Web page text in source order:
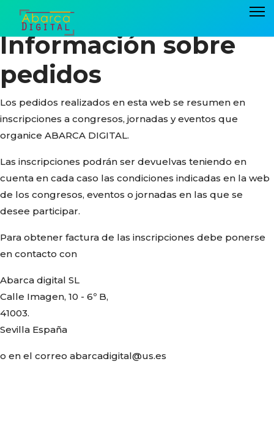
Información sobre
pedidos
Los pedidos realizados en esta web se resumen en
inscripciones a congresos, jornadas y eventos que
organice ABARCA DIGITAL.
Las inscripciones podrán ser devuelvas teniendo en
cuenta en cada caso las condiciones indicadas en la web
de los congresos, eventos o jornadas en las que se
desee participar.
Para obtener factura de las inscripciones debe ponerse
en contacto con
Abarca digital SL
Calle Imagen, 10 - 6º B,
41003.
Sevilla España
o en el correo abarcadigital@us.es